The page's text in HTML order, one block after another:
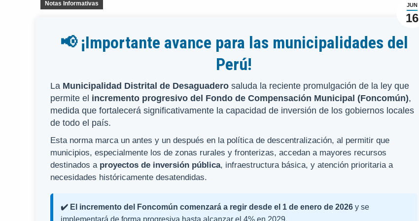
JUN
16
Notas Informativas
📢 ¡Importante avance para las municipalidades del
Perú!
La Municipalidad Distrital de Desaguadero saluda la reciente promulgación de la ley que
permite el incremento progresivo del Fondo de Compensación Municipal (Foncomún),
medida que fortalecerá significativamente la capacidad de inversión de los gobiernos locales
de todo el país.
Esta norma marca un antes y un después en la política de descentralización, al permitir que
municipios, especialmente los de zonas rurales y fronterizas, accedan a mayores recursos
destinados a proyectos de inversión pública, infraestructura básica, y atención prioritaria a
necesidades históricamente desatendidas.
✔️ El incremento del Foncomún comenzará a regir desde el 1 de enero de 2026 y se
implementará de forma progresiva hasta alcanzar el 4% en 2029.